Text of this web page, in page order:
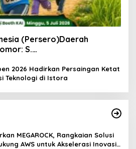
(Persero)Daerah
S.
2026 Hadirkan Persaingan Ketat
Teknologi di Istora
MEGAROCK, Rangkaian Solusi
AWS untuk Akselerasi Inovasi